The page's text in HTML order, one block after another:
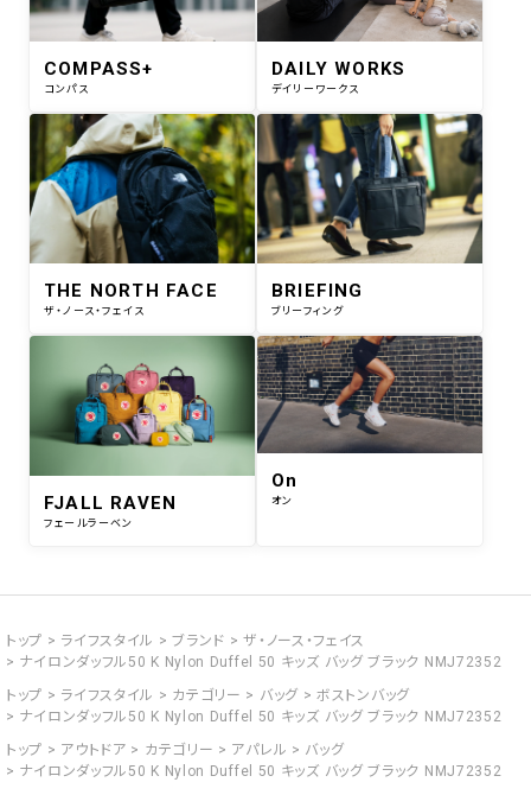
COMPASS+
コンパス
DAILY WORKS
デイリーワークス
THE NORTH FACE
ザ・ノース・フェイス
BRIEFING
ブリーフィング
FJALL RAVEN
フェールラーベン
On
オン
トップ ライフスタイル ブランド
ザ・ノース・フェイス
ナイロンダッフル50 K Nylon Duffel 50 キッズ バッグ ブラック NMJ72352
トップ
ライフスタイル カテゴリー バッグ
ボストンバッグ
ナイロンダッフル50 K Nylon Duffel 50 キッズ バッグ ブラック NMJ72352
トップ
アウトドア カテゴリー アパレル
バッグ
ナイロンダッフル50 K Nylon Duffel 50 キッズ バッグ ブラック NMJ72352